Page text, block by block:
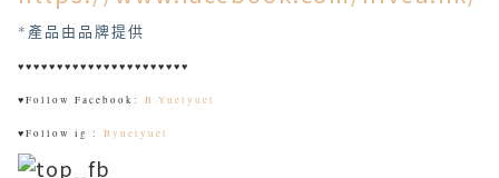
*產品由品牌提供
♥♥♥♥♥♥♥♥♥♥♥♥♥♥♥♥♥♥♥♥♥♥
♥Follow Facebook: B.Yuetyuet
♥Follow ig : Byuetyuet